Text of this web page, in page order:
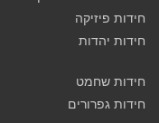
חידות פיזיקה
חידות יהדות
חידות שחמט
חידות גפרורים